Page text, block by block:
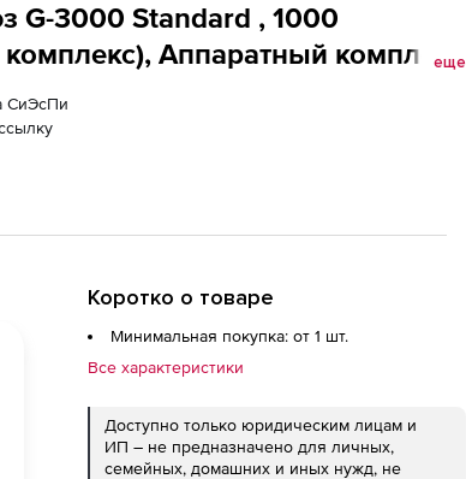
G-3000 Standard , 1000
Аппаратный комплекс
3-3 - С-Терра Шлюз ST KC2
еще
СиЭсПи
Коротко о товаре
Минимальная покупка: от 1 шт.
Все характеристики
Доступно только юридическим лицам и
ИП – не предназначено для личных,
семейных, домашних и иных нужд, не